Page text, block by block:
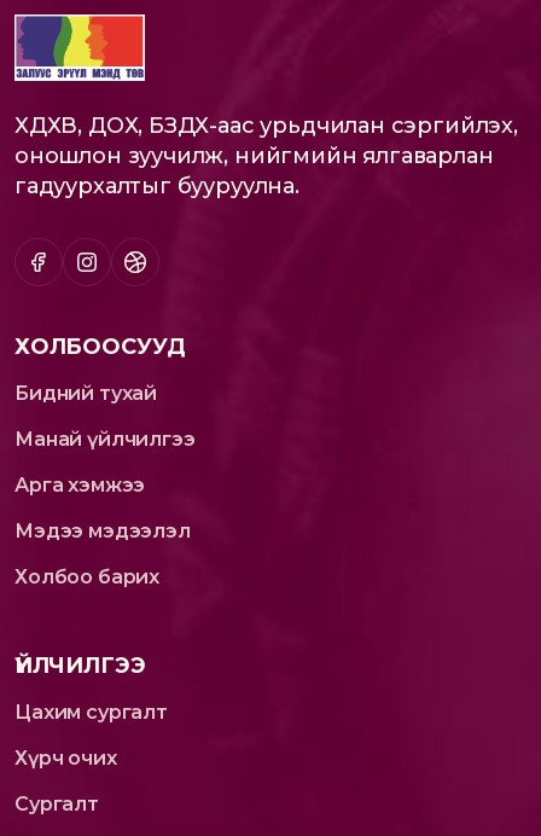
ХДХВ, ДОХ, БЗДХ-аас урьдчилан сэргийлэх,
оношлон зуучилж, нийгмийн ялгаварлан
гадуурхалтыг бууруулна.
ХОЛБООСУУД
Бидний тухай
Манай үйлчилгээ
Арга хэмжээ
Мэдээ мэдээлэл
Холбоо барих
ҮЙЛЧИЛГЭЭ
Цахим сургалт
Хүрч очих
Сургалт